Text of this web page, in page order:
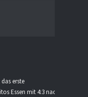
erste
Essen mit 4:3 nach